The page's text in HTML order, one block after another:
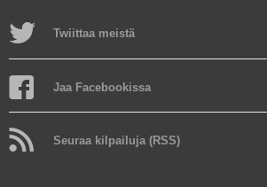
Twiittaa meistä
Jaa Facebookissa
Seuraa kilpailuja (RSS)